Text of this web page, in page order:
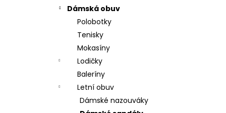
Dámská obuv
Polobotky
Tenisky
Mokasíny
Lodičky
Baleríny
Letní obuv
Dámské nazouváky